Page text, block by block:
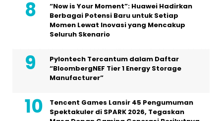
“Now is Your Moment”: Huawei Hadirkan
Berbagai Potensi Baru untuk Setiap
Momen Lewat Inovasi yang Mencakup
Seluruh Skenario
Pylontech Tercantum dalam Daftar
“BloombergNEF Tier 1 Energy Storage
Manufacturer”
Tencent Games Lansir 45 Pengumuman
Spektakuler di SPARK 2026, Tegaskan